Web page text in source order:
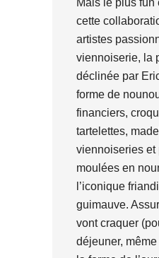
Mais le plus fun
cette
artistes
viennoiserie, la
déclinée par
forme de
financiers,
tartelettes,
viennoiseries et
moulées en
l’iconique
guimauve.
vont craquer
déjeuner,